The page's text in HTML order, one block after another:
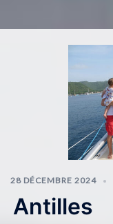
28 DÉCEMBRE 2024
Antilles